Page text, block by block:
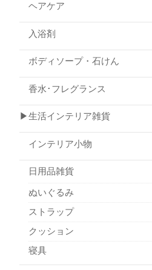
ヘアケア
入浴剤
ボディソープ・石けん
香水･フレグランス
▶生活インテリア雑貨
インテリア小物
日用品雑貨
ぬいぐるみ
ストラップ
クッション
寝具